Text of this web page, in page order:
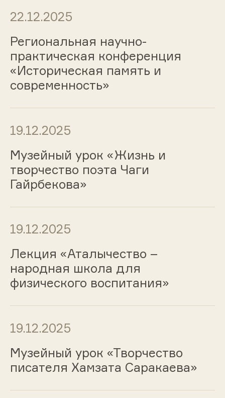
22.12.2025
Региональная научно-
практическая конференция
«Историческая память и
современность»
19.12.2025
Музейный урок «Жизнь и
творчество поэта Чаги
Гайрбекова»
19.12.2025
Лекция «Аталычество –
народная школа для
физического воспитания»
19.12.2025
Музейный урок «Творчество
писателя Хамзата Саракаева»